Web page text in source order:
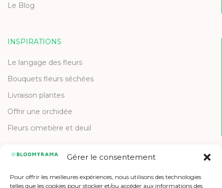
Gérer le consentement
Pour offrir les meilleures expériences, nous utilisons des technologies
telles que les cookies pour stocker et/ou accéder aux informations des
Le Blog
INSPIRATIONS
Le langage des fleurs
Bouquets fleurs séchées
Livraison plantes
Offrir une orchidée
Fleurs cimetière et deuil
Contactez-nous